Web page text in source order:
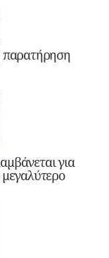
παρατήρηση
για
μεγαλύτερο